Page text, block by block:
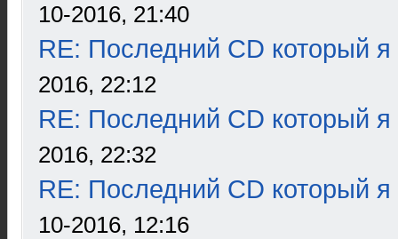
10-2016, 21:40
RE: Последний CD который я
2016, 22:12
RE: Последний CD который я
2016, 22:32
RE: Последний CD который я
10-2016, 12:16